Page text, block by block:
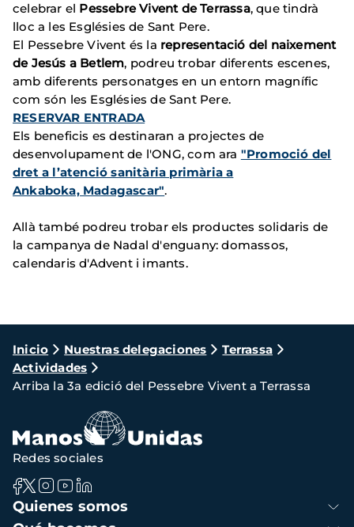
celebrar el Pessebre Vivent de Terrassa, que tindrà
lloc a les Esglésies de Sant Pere.
El Pessebre Vivent és la representació del naixement
de Jesús a Betlem, podreu trobar diferents escenes,
amb diferents personatges en un entorn magnífic
com són les Esglésies de Sant Pere.
RESERVAR ENTRADA
Els beneficis es destinaran a projectes de
desenvolupament de l'ONG, com ara "Promoció del
dret a l’atenció sanitària primària a
Ankaboka, Madagascar".
Allà també podreu trobar els productes solidaris de
la campanya de Nadal d'enguany: domassos,
calendaris d'Advent i imants.
Ruta
de
navegación
Inicio Nuestras delegaciones
Terrassa
Actividades
Arriba la 3a edició del Pessebre Vivent a Terrassa
Navegación
principal
Quienes somos
Redes sociales